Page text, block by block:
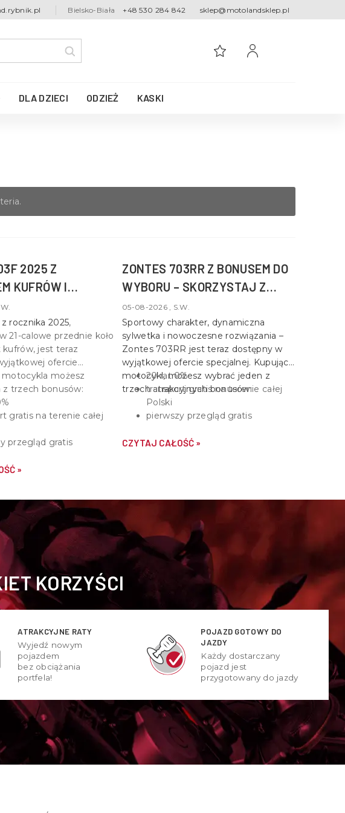
Bielsko-Biała +48 530 284 842 sklep@motolandsklep.pl
DLA DZIECI ODZIEŻ KASKI
2025 Z
KUFRÓW I
WYBORU!
rocznika 2025,
w21-calowe przednie koło
kufrów, jest teraz
ofercie
możesz
z trzech bonusów:
gratis na terenie całej
przegląd gratis
»
ZONTES 703RR Z BONUSEM DO
WYBORU – SKORZYSTAJ Z
WYJĄTKOWEJ OKAZJI!
05-08-2026 , S.W.
Sportowy charakter, dynamiczna
sylwetka i nowoczesne rozwiązania –
Zontes 703RR jest teraz dostępny w
wyjątkowej ofercie specjalnej. Kupując
motocykl, możesz wybrać jeden z
trzech atrakcyjnych bonusów:
20 rat 0%
transport gratis na terenie całej
Polski
pierwszy przegląd gratis
CZYTAJ CAŁOŚĆ »
KORZYŚCI
ATRAKCYJNE RATY
Wyjedź nowym
pojazdem
bez obciążania
portfela!
POJAZD GOTOWY DO
JAZDY
Każdy dostarczany
pojazd jest
przygotowany do jazdy